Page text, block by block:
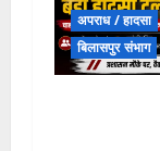
अपराध / हादसा
बिलासपुर संभाग